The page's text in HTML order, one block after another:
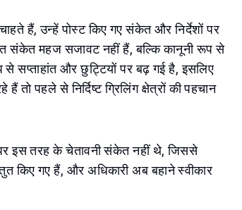
हैं, उन्हें पोस्ट किए गए संकेत और निर्देशों पर
संकेत महज सजावट नहीं हैं, बल्कि कानूनी रूप से
से सप्ताहांत और छुट्टियों पर बढ़ गई है, इसलिए
तो पहले से निर्दिष्ट ग्रिलिंग क्षेत्रों की पहचान
पर इस तरह के चेतावनी संकेत नहीं थे, जिससे
किए गए हैं, और अधिकारी अब बहाने स्वीकार